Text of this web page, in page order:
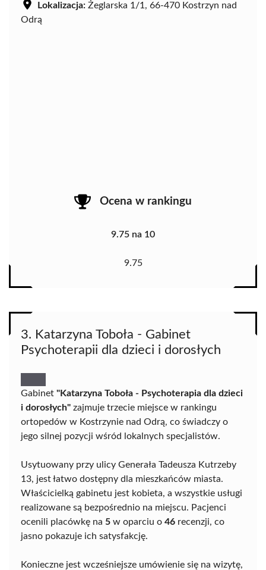
Lokalizacja: Żeglarska 1/1, 66-470 Kostrzyn nad
Odrą
Ocena w rankingu
9.75 na 10
9.75
3. Katarzyna Toboła - Gabinet
Psychoterapii dla dzieci i dorosłych
Gabinet "Katarzyna Toboła - Psychoterapia dla dzieci
i dorosłych" zajmuje trzecie miejsce w rankingu
ortopedów w Kostrzynie nad Odrą, co świadczy o
jego silnej pozycji wśród lokalnych specjalistów.
Usytuowany przy ulicy Generała Tadeusza Kutrzeby
13, jest łatwo dostępny dla mieszkańców miasta.
Właścicielką gabinetu jest kobieta, a wszystkie usługi
realizowane są bezpośrednio na miejscu. Pacjenci
ocenili placówkę na 5 w oparciu o 46 recenzji, co
jasno pokazuje ich satysfakcję.
Konieczne jest wcześniejsze umówienie się na wizytę,